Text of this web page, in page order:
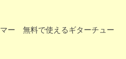
ー
無料で使えるギターチュー